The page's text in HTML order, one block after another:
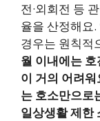
전·외회전 등
율을 산정해요
경우는 원칙적
월 이내에는
이 거의 어려워
는 호소만으로
일상생활 제한